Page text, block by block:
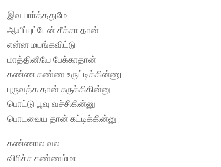
இவ பாா்த்ததுமே
ஆயீப்புட்டேன் சீக்கா தான்
என்ன மயங்கவிட்டு
மாத்தினியே பேக்காதான்
கண்ண கண்ண உருட்டிக்கின்ணு
புருவத்த தான் சுருக்கிகின்னு
பொட்டு பூவு வச்சிகின்னு
பொடவைய தான் கட்டிக்கின்னு
கண்ணால வல
விாிச்ச கண்ணம்மா